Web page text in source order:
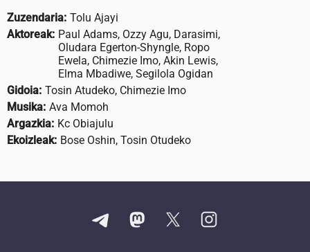
Zuzendaria: Tolu Ajayi
Aktoreak: Paul Adams, Ozzy Agu, Darasimi,
Oludara Egerton-Shyngle, Ropo
Ewela, Chimezie Imo, Akin Lewis,
Elma Mbadiwe, Segilola Ogidan
Gidoia: Tosin Atudeko, Chimezie Imo
Musika: Ava Momoh
Argazkia: Kc Obiajulu
Ekoizleak: Bose Oshin, Tosin Otudeko